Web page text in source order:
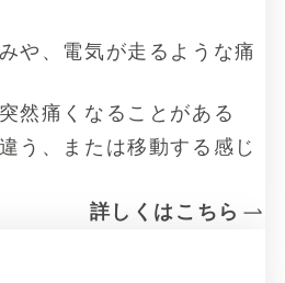
や、電気が走るような痛
然痛くなることがある
う、または移動する感じ
詳しくはこちら